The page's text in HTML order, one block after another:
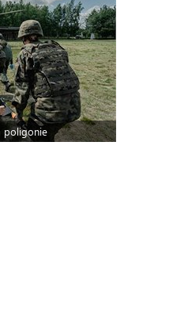
poligonie